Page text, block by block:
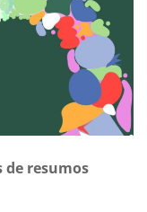
de resumos